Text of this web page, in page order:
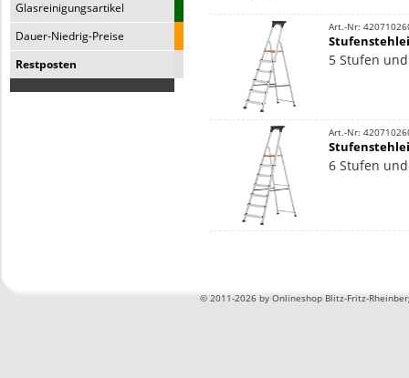
Glasreinigungsartikel
Dauer-Niedrig-Preise
Restposten
Art.-Nr:
5 Stufen
Art.-Nr:
6 Stufen
© 2011-2026 by Onlineshop Blitz-Fritz-